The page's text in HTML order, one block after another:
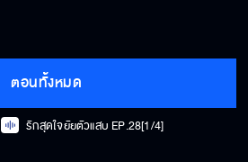
ตอนทั้งหมด
รักสุดใจยัยตัวแสบ EP.28[1/4]